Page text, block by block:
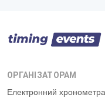
ОРГАНІЗАТОРАМ
Електронний